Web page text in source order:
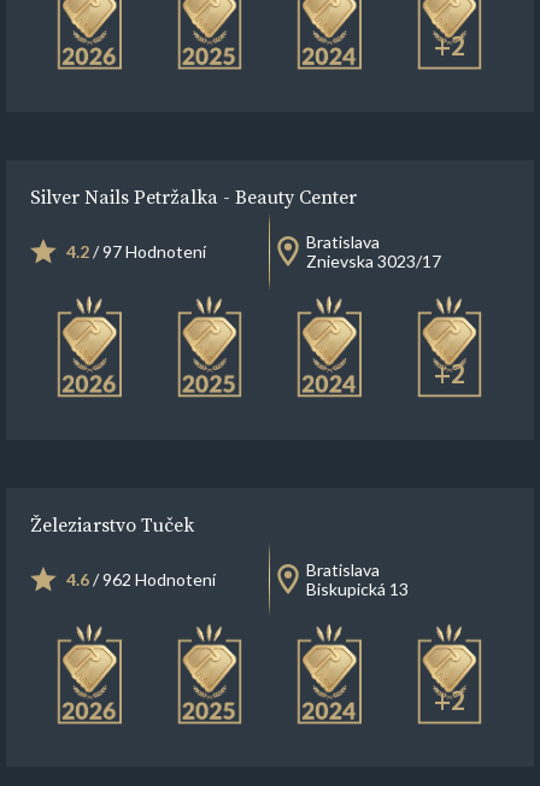
+2
Silver Nails Petržalka - Beauty Center
4.2/ 97 Hodnotení
Bratislava
Znievska 3023/17
+2
Železiarstvo Tuček
4.6/ 962 Hodnotení
Bratislava
Biskupická 13
+2